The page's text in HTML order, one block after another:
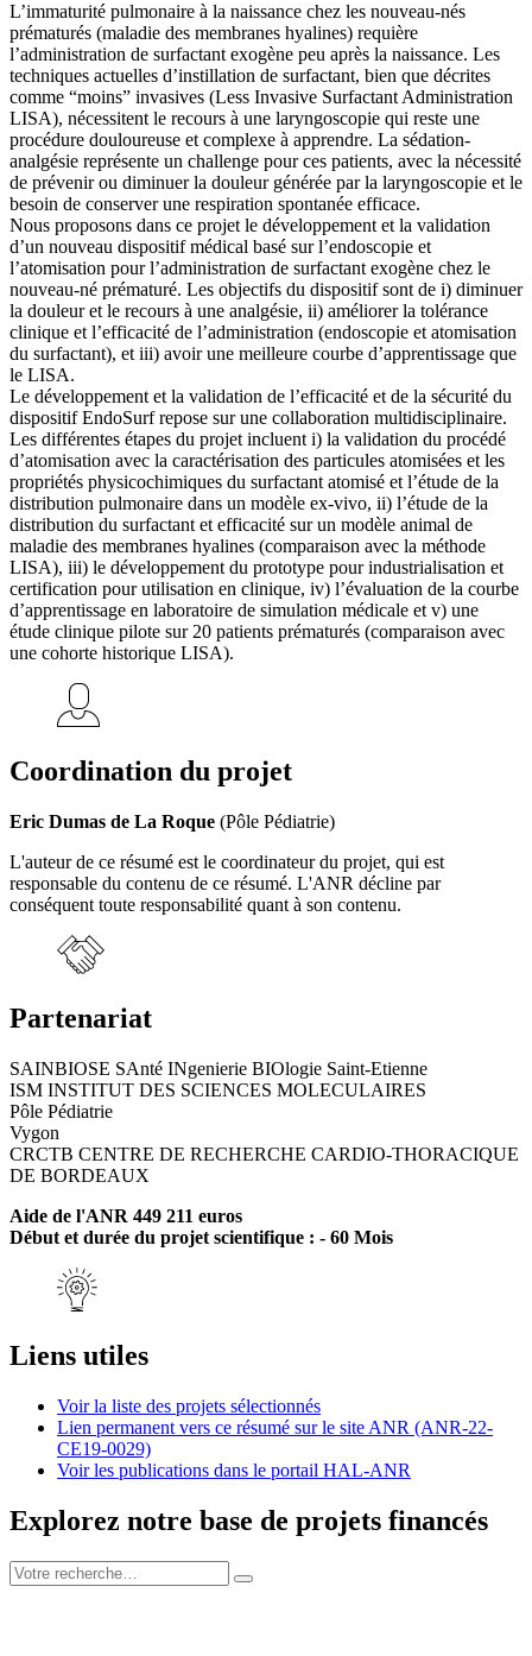
L’immaturité pulmonaire à la naissance chez les nouveau-nés
prématurés (maladie des membranes hyalines) requière
l’administration de surfactant exogène peu après la naissance. Les
techniques actuelles d’instillation de surfactant, bien que décrites
comme “moins” invasives (Less Invasive Surfactant Administration
LISA), nécessitent le recours à une laryngoscopie qui reste une
procédure douloureuse et complexe à apprendre. La sédation-
analgésie représente un challenge pour ces patients, avec la nécessité
de prévenir ou diminuer la douleur générée par la laryngoscopie et le
besoin de conserver une respiration spontanée efficace.
Nous proposons dans ce projet le développement et la validation
d’un nouveau dispositif médical basé sur l’endoscopie et
l’atomisation pour l’administration de surfactant exogène chez le
nouveau-né prématuré. Les objectifs du dispositif sont de i) diminuer
la douleur et le recours à une analgésie, ii) améliorer la tolérance
clinique et l’efficacité de l’administration (endoscopie et atomisation
du surfactant), et iii) avoir une meilleure courbe d’apprentissage que
le LISA.
Le développement et la validation de l’efficacité et de la sécurité du
dispositif EndoSurf repose sur une collaboration multidisciplinaire.
Les différentes étapes du projet incluent i) la validation du procédé
d’atomisation avec la caractérisation des particules atomisées et les
propriétés physicochimiques du surfactant atomisé et l’étude de la
distribution pulmonaire dans un modèle ex-vivo, ii) l’étude de la
distribution du surfactant et efficacité sur un modèle animal de
maladie des membranes hyalines (comparaison avec la méthode
LISA), iii) le développement du prototype pour industrialisation et
certification pour utilisation en clinique, iv) l’évaluation de la courbe
d’apprentissage en laboratoire de simulation médicale et v) une
étude clinique pilote sur 20 patients prématurés (comparaison avec
une cohorte historique LISA).
Coordination du projet
Eric Dumas de La Roque (Pôle Pédiatrie)
L'auteur de ce résumé est le coordinateur du projet, qui est
responsable du contenu de ce résumé. L'ANR décline par
conséquent toute responsabilité quant à son contenu.
Partenariat
SAINBIOSE SAnté INgenierie BIOlogie Saint-Etienne
ISM INSTITUT DES SCIENCES MOLECULAIRES
Pôle Pédiatrie
Vygon
CRCTB CENTRE DE RECHERCHE CARDIO-THORACIQUE
DE BORDEAUX
Aide de l'ANR 449 211 euros
Début et durée du projet scientifique : - 60 Mois
Liens utiles
Voir la liste des projets sélectionnés
Lien permanent vers ce résumé sur le site ANR (ANR-22-
CE19-0029)
Voir les publications dans le portail HAL-ANR
Explorez notre base de projets financés